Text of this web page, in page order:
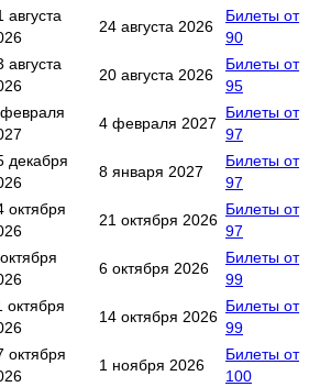
августа
24 августа 2026
Билеты от
90
августа
20 августа 2026
Билеты от
95
4 февраля 2027
Билеты от
97
декабря
8 января 2027
Билеты от
97
октября
21 октября 2026
Билеты от
97
6 октября 2026
Билеты от
99
октября
14 октября 2026
Билеты от
99
октября
1 ноября 2026
Билеты от
100